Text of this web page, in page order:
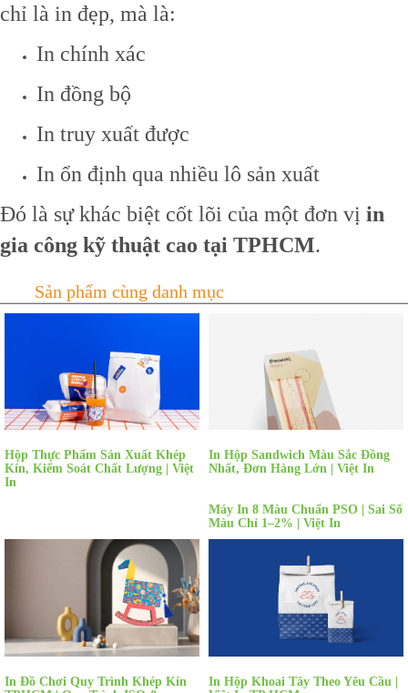
chỉ là in đẹp, mà là:
In chính xác
In đồng bộ
In truy xuất được
In ổn định qua nhiều lô sản xuất
Đó là sự khác biệt cốt lõi của một đơn vị in
gia công kỹ thuật cao tại TPHCM.
Hộp Thực Phẩm Sản Xuất Khép
Kín, Kiểm Soát Chất Lượng | Việt
In
In Hộp Sandwich Màu Sắc Đồng
Nhất, Đơn Hàng Lớn | Việt In
Máy In 8 Màu Chuẩn PSO | Sai Số
Màu Chỉ 1–2% | Việt In
In Đồ Chơi Quy Trình Khép Kín
In Hộp Khoai Tây Theo Yêu Cầu |